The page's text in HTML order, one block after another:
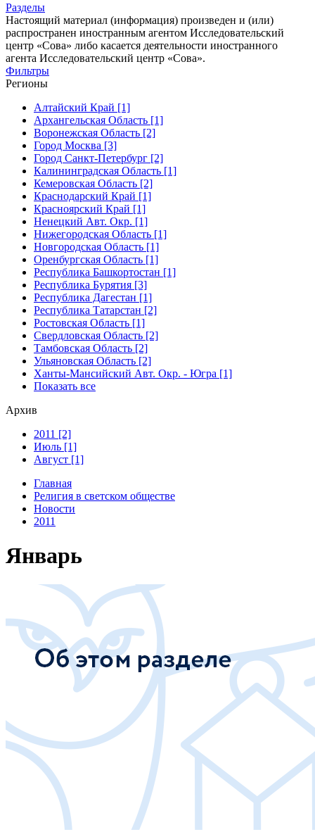
Разделы
Настоящий материал (информация) произведен и (или)
распространен иностранным агентом Исследовательский
центр «Сова» либо касается деятельности иностранного
агента Исследовательский центр «Сова».
Фильтры
Регионы
Алтайский Край [1]
Архангельская Область [1]
Воронежская Область [2]
Город Москва [3]
Город Санкт-Петербург [2]
Калининградская Область [1]
Кемеровская Область [2]
Краснодарский Край [1]
Красноярский Край [1]
Ненецкий Авт. Окр. [1]
Нижегородская Область [1]
Новгородская Область [1]
Оренбургская Область [1]
Республика Башкортостан [1]
Республика Бурятия [3]
Республика Дагестан [1]
Республика Татарстан [2]
Ростовская Область [1]
Свердловская Область [2]
Тамбовская Область [2]
Ульяновская Область [2]
Ханты-Мансийский Авт. Окр. - Югра [1]
Показать все
Архив
2011 [2]
Июль [1]
Август [1]
Главная
Религия в светском обществе
Новости
2011
Январь